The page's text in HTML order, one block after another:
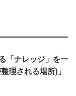
「ナレッジ」を一
理される場所)」